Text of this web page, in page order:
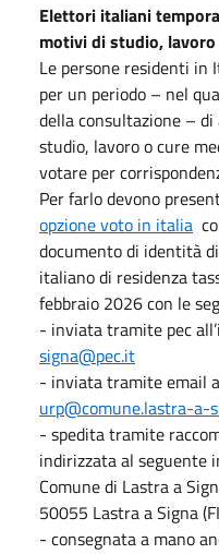
Elettori italiani
motivi di studio, lavoro
Le persone residenti in
per un periodo – nel
della consultazione –
studio, lavoro o cure
votare per
Per farlo devono
opzione voto in italia
documento di identità
italiano di residenza
febbraio 2026 con le
- inviata tramite pec
signa@pec.it
- inviata tramite email
urp@comune.lastra-a-
- spedita tramite
indirizzata al seguente
Comune di Lastra a
50055 Lastra a Signa
- consegnata a mano